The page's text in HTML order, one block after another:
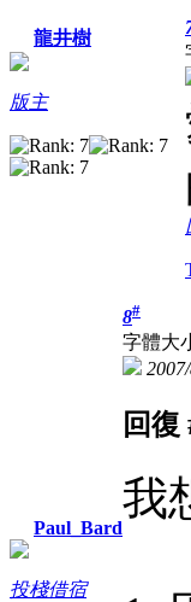
龍井樹
版主
Paul_Bard
投棧借宿
8#
字體大
回復
我